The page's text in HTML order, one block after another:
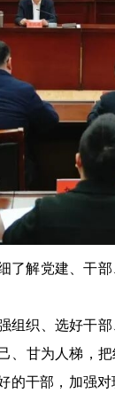
解党建、干
织、选好干
甘为人梯，
干部，加强